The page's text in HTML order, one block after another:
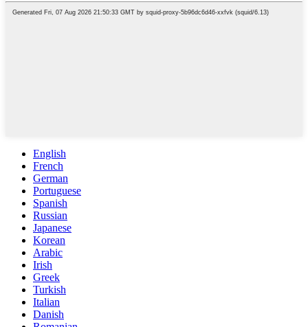
English
French
German
Portuguese
Spanish
Russian
Japanese
Korean
Arabic
Irish
Greek
Turkish
Italian
Danish